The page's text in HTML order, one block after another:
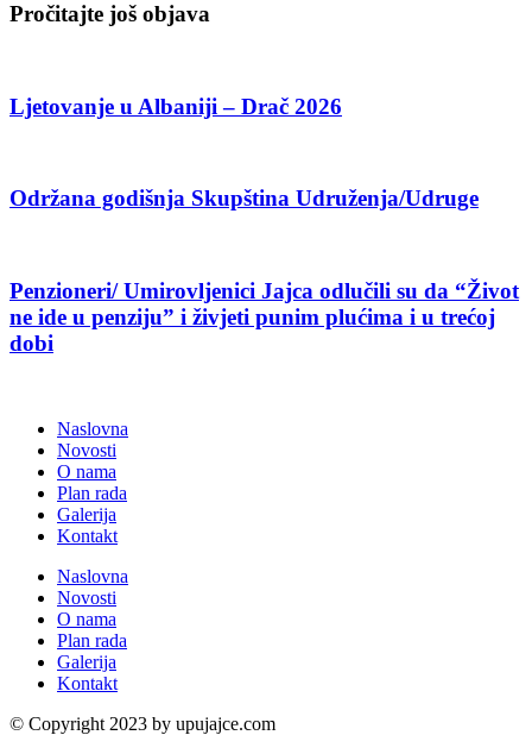
Pročitajte još objava
Ljetovanje u Albaniji – Drač 2026
Održana godišnja Skupština Udruženja/Udruge
Penzioneri/ Umirovljenici Jajca odlučili su da “Život
ne ide u penziju” i živjeti punim plućima i u trećoj
dobi
Naslovna
Novosti
O nama
Plan rada
Galerija
Kontakt
Naslovna
Novosti
O nama
Plan rada
Galerija
Kontakt
© Copyright 2023 by upujajce.com